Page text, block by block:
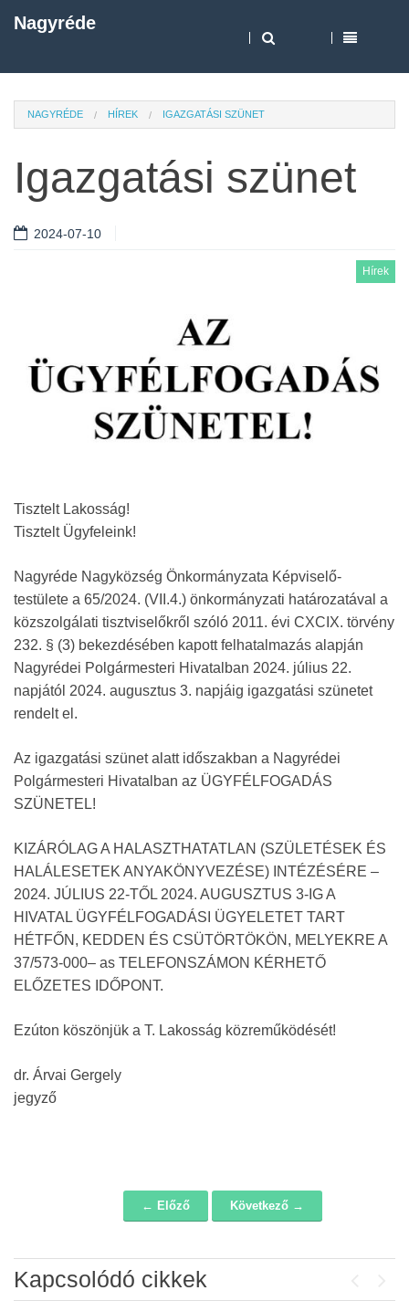
Nagyréde
NAGYRÉDE HÍREK IGAZGATÁSI SZÜNET
Igazgatási szünet
2024-07-10
Hírek
Tisztelt Lakosság!
Tisztelt Ügyfeleink!
Nagyréde Nagyközség Önkormányzata Képviselő-
testülete a 65/2024. (VII.4.) önkormányzati határozatával a
közszolgálati tisztviselőkről szóló 2011. évi CXCIX. törvény
232. § (3) bekezdésében kapott felhatalmazás alapján
Nagyrédei Polgármesteri Hivatalban 2024. július 22.
napjától 2024. augusztus 3. napjáig igazgatási szünetet
rendelt el.
Az igazgatási szünet alatt időszakban a Nagyrédei
Polgármesteri Hivatalban az ÜGYFÉLFOGADÁS
SZÜNETEL!
KIZÁRÓLAG A HALASZTHATATLAN (SZÜLETÉSEK ÉS
HALÁLESETEK ANYAKÖNYVEZÉSE) INTÉZÉSÉRE –
2024. JÚLIUS 22-TŐL 2024. AUGUSZTUS 3-IG A
HIVATAL ÜGYFÉLFOGADÁSI ÜGYELETET TART
HÉTFŐN, KEDDEN ÉS CSÜTÖRTÖKÖN, MELYEKRE A
37/573-000– as TELEFONSZÁMON KÉRHETŐ
ELŐZETES IDŐPONT.
Ezúton köszönjük a T. Lakosság közreműködését!
dr. Árvai Gergely
jegyző
← Előző Következő →
Kapcsolódó cikkek